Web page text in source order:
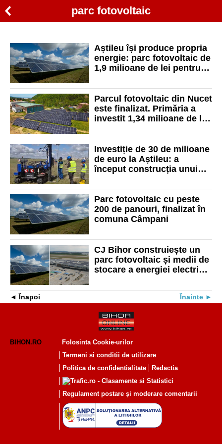
parc fotovoltaic
Aștileu își produce propria
energie: parc fotovoltaic de
1,9 milioane de lei pentru
primărie
Parcul fotovoltaic din Nucet
este finalizat. Primăria a
investit 1,34 milioane de lei
Investiție de 30 de milioane
de euro la Aștileu: a
început construcția unui
Parc fotovoltaic cu peste
200 de panouri, finalizat în
comuna Câmpani
CJ Bihor construiește un
parc fotovoltaic și medii de
stocare a energiei electrice
Înapoi Înainte
BIHON.RO
Folosinta Cookie-urilor
Termeni si conditii de utilizare
Politica de confidentialitate
Redactia
Regulament postare și moderare comentarii